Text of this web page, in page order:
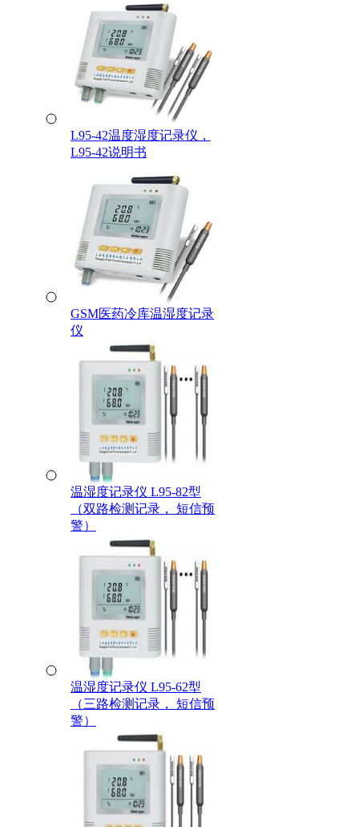
L95-42温度湿度记录仪，
L95-42说明书
GSM医药冷库温湿度记录
仪
温湿度记录仪 L95-82型
（双路检测记录， 短信预
警）
温湿度记录仪 L95-62型
（三路检测记录， 短信预
警）